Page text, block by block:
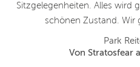
Sitzgelegenheiten. Alles wird
schönen Zustand. Wir
Park
Von Stratosfear